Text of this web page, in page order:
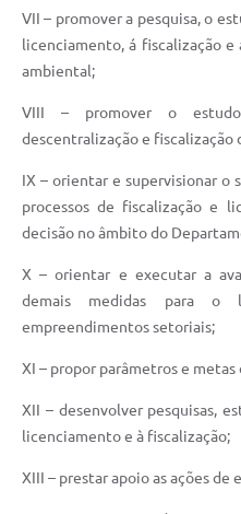
VII – promover a pesquisa, o
licenciamento, á fiscalização
ambiental;
VIII – promover o
descentralização e fiscalização
IX – orientar e supervisionar o
processos de fiscalização e
decisão no âmbito do
X – orientar e executar a
demais medidas para o
empreendimentos setoriais;
XI – propor parâmetros e
XII – desenvolver pesquisas,
licenciamento e à fiscalização;
XIII – prestar apoio as ações de